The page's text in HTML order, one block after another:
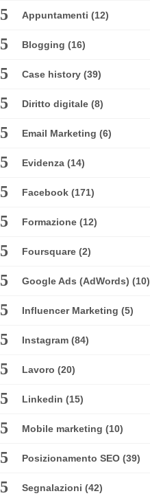
Appuntamenti (12)
Blogging (16)
Case history (39)
Diritto digitale (8)
Email Marketing (6)
Evidenza (14)
Facebook (171)
Formazione (12)
Foursquare (2)
Google Ads (AdWords) (10)
Influencer Marketing (5)
Instagram (84)
Lavoro (20)
Linkedin (15)
Mobile marketing (10)
Posizionamento SEO (39)
Segnalazioni (42)